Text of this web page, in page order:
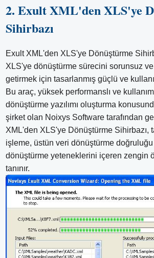
2. Exult XML'den XLS'ye
Sihirbazı
Exult XML'den XLS'ye Dönüştürme
XLS'ye dönüştürme sürecini sorunsuz
getirmek için tasarlanmış güçlü ve
Bu araç, yüksek performanslı ve
dönüştürme yazılımı oluşturma
şirket olan Noixys Software tarafından
XML'den XLS'ye Dönüştürme Sihirbazı,
işleme, üstün veri dönüştürme doğruluğu
dönüştürme yeteneklerini içeren zengin
tanınır.